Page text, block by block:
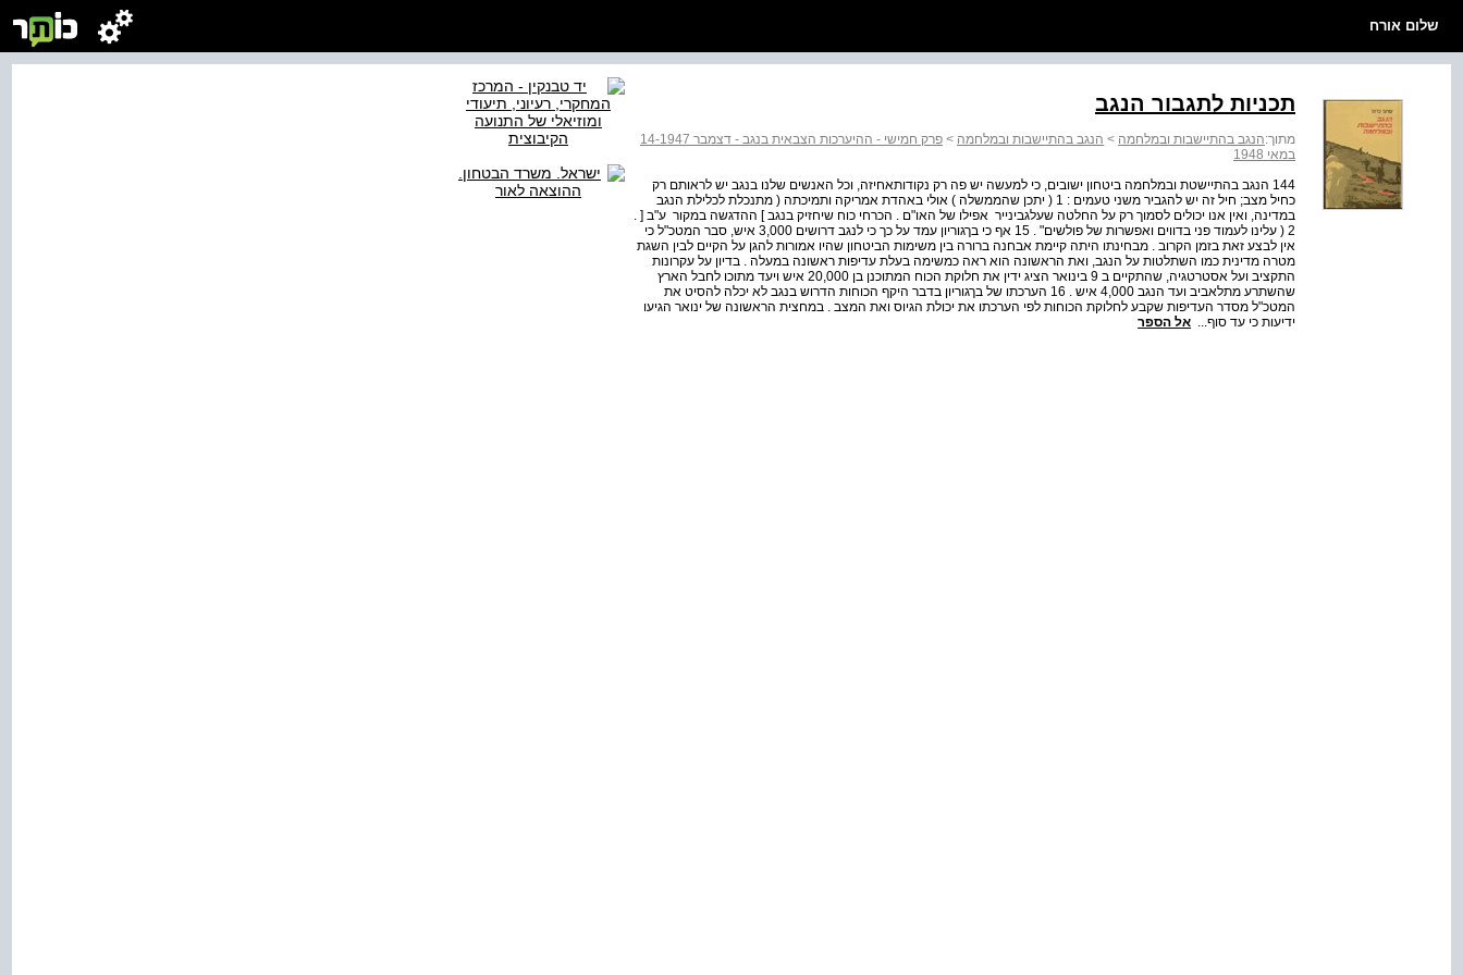
שלום אורח
תכניות לתגבור הנגב
מתוך:הנגב בהתיישבות ובמלחמה > הנגב בהתיישבות ובמלחמה >
פרק חמישי - ההיערכות הצבאית בנגב - דצמבר 14-1947
במאי 1948
144 הנגב בהתיישטת ובמלחמה ביטחון ישובים, כי למעשה יש פה רק נקודות­אחיזה, וכל האנשים שלנו בנגב יש לראותם רק
כחיל מצב; חיל זה יש להגביר משני טעמים : 1 ( יתכן שהממשלה ) אולי באהדת אמריקה ותמיכתה ( מתנכלת לכלילת הנגב
במדינה, ואין אנו יכולים לסמוך רק על החלטה שעל­גבי­נייר ­ אפילו של האו"ם . הכרחי כוח שיחזיק בנגב ] ההדגשה במקור ­ ע"ב [ .
2 ( עלינו לעמוד פני בדווים ואפשרות של פולשים" . 15 אף כי בךגוריון עמד על כך כי לנגב דרושים 3,000 איש, סבר המטכ"ל כי
אין לבצע זאת בזמן הקרוב . מבחינתו היתה קיימת אבחנה ברורה בין משימות הביטחון שהיו אמורות להגן על הקיים לבין השגת
מטרה מדינית כמו השתלטות על הנגב, ואת הראשונה הוא ראה כמשימה בעלת עדיפות ראשונה במעלה . בדיון על עקרונות
התקציב ועל אסטרטגיה, שהתקיים ב­ 9 בינואר הציג ידין את חלוקת הכוח המתוכנן בן 20,000 איש ויעד מתוכו לחבל הארץ
שהשתרע מתל­אביב ועד הנגב 4,000 איש . 16 הערכתו של בךגוריון בדבר היקף הכוחות הדרוש בנגב לא יכלה להסיט את
המטכ"ל מסדר העדיפות שקבע לחלוקת הכוחות לפי הערכתו את יכולת הגיוס ואת המצב . במחצית הראשונה של ינואר הגיעו
ידיעות כי עד סוף... אל הספר